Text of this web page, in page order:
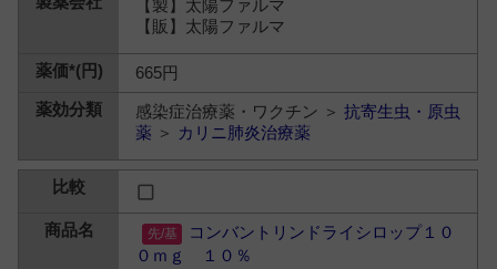
【製】太陽ファルマ
【販】太陽ファルマ
665円
感染症治療薬・ワクチン ＞抗寄生虫・原虫
薬 ＞ カリニ肺炎治療薬
コンバントリンドライシロップ１０
０ｍｇ １０％